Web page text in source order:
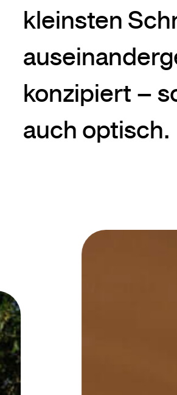
kleinsten
konzipiert –
auch optisch.